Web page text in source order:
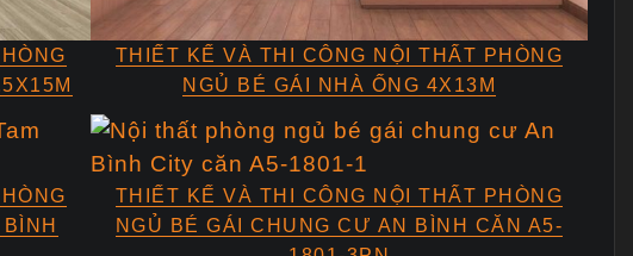
THIẾT KẾ VÀ THI CÔNG NỘI THẤT PHÒNG
NGỦ BÉ GÁI NHÀ ỐNG 4X13M
THIẾT KẾ VÀ THI CÔNG NỘI THẤT PHÒNG
NGỦ BÉ GÁI CHUNG CƯ AN BÌNH CĂN A5-